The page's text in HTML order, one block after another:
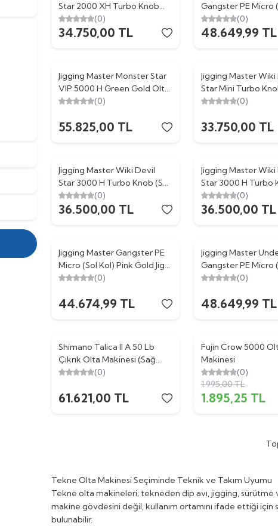
Star 2000 XH Turbo Knob
(Sağ Kol) Titanium Gold Jig
Olta Makinesi
(0)
34.750,00 TL
Gangster PE Micro
Titanium Purple Olta
Makinesi
(0)
48.649,99 TL
Jigging Master Monster Star
VIP 5000 H Green Gold Olta
Makinesi (0)
55.825,00 TL
Jigging Master Wiki
Star Mini Turbo
Kol) Titanium Red
(0)
33.750,00 TL
Jigging Master Wiki Devil
Star 3000 H Turbo Knob (Sol
Kol) Black Blue Jig Olta
Makinesi
(0)
36.500,00 TL
Jigging Master Wiki
Star 3000 H Turbo
(Sağ Kol) Titanium
Olta Makinesi
(0)
36.500,00 TL
Jigging Master Gangster PE
Micro (Sol Kol) Pink Gold Jig
Olta Makinesi
(0)
44.674,99 TL
Jigging Master
Gangster PE Micro
Gold Red Jig Olta
(0)
48.649,99 TL
Shimano Talica II A 50 Lb
Çıkrık Olta Makinesi (Sağ
Kol)
(0)
61.621,00 TL
%5
Fujin Crow 5000
Makinesi
(0)
1.995,00TL
1.895,25 TL
Tekne Olta Makinesi Seçiminde Teknik ve Takım Uyumu
Tekne olta makineleri; tekneden dip avı, jigging,
makine gövdesini değil, kullanım ortamını ifade ettiği
bulunabilir.